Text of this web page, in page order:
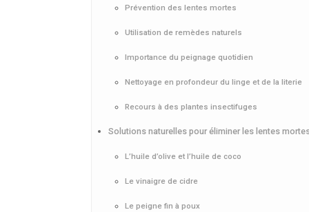
Prévention des lentes mortes
Utilisation de remèdes naturels
Importance du peignage quotidien
Nettoyage en profondeur du linge et de la literie
Recours à des plantes insectifuges
Solutions naturelles pour éliminer les lentes
L’huile d’olive et l’huile de coco
Le vinaigre de cidre
Le peigne fin à poux